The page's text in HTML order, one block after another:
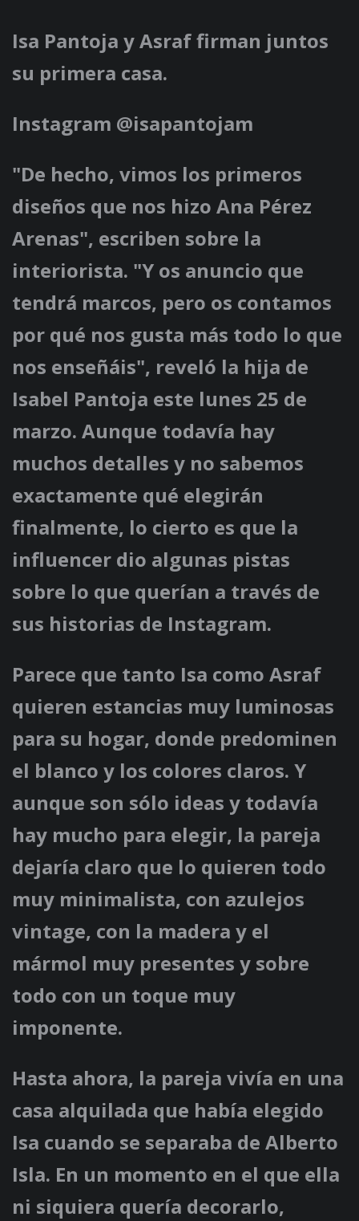
Isa Pantoja y Asraf firman juntos
su primera casa.
Instagram @isapantojam
"De hecho, vimos los primeros
diseños que nos hizo Ana Pérez
Arenas", escriben sobre la
interiorista. "Y os anuncio que
tendrá marcos, pero os contamos
por qué nos gusta más todo lo que
nos enseñáis", reveló la hija de
Isabel Pantoja este lunes 25 de
marzo. Aunque todavía hay
muchos detalles y no sabemos
exactamente qué elegirán
finalmente, lo cierto es que la
influencer dio algunas pistas
sobre lo que querían a través de
sus historias de Instagram.
Parece que tanto Isa como Asraf
quieren estancias muy luminosas
para su hogar, donde predominen
el blanco y los colores claros. Y
aunque son sólo ideas y todavía
hay mucho para elegir, la pareja
dejaría claro que lo quieren todo
muy minimalista, con azulejos
vintage, con la madera y el
mármol muy presentes y sobre
todo con un toque muy
imponente.
Hasta ahora, la pareja vivía en una
casa alquilada que había elegido
Isa cuando se separaba de Alberto
Isla. En un momento en el que ella
ni siquiera quería decorarlo,